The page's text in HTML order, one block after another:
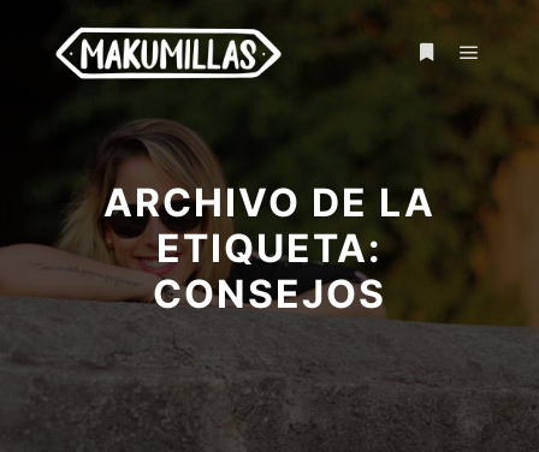
ARCHIVO DE LA
ETIQUETA:
CONSEJOS